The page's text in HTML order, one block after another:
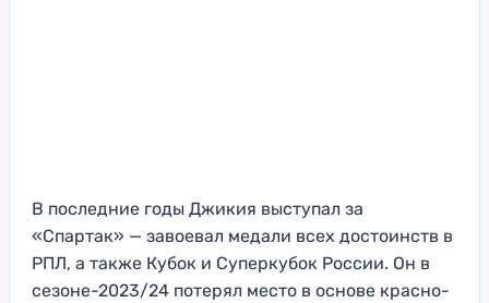
В последние годы Джикия выступал за
«Спартак» — завоевал медали всех достоинств в
РПЛ, а также Кубок и Суперкубок России. Он в
сезоне-2023/24 потерял место в основе красно-